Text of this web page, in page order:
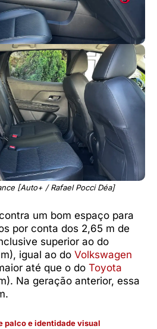
[Auto+ / Rafael Pocci Déa]
um bom espaço para
por conta dos 2,65 m de
superior ao do
igual ao do Volkswagen
até que o do Toyota
Na geração anterior, essa
palco e identidade visual